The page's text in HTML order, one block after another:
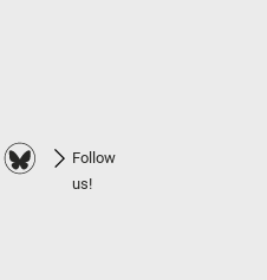
Follow
us!